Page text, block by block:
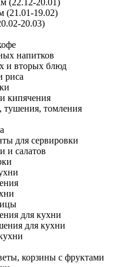
(22.12-20.01)
(21.01-19.02)
20.03)
напитков
и вторых блюд
риса
кипячения
тушения, томления
для сервировки
и салатов
для кухни
для кухни
корзины с фруктами